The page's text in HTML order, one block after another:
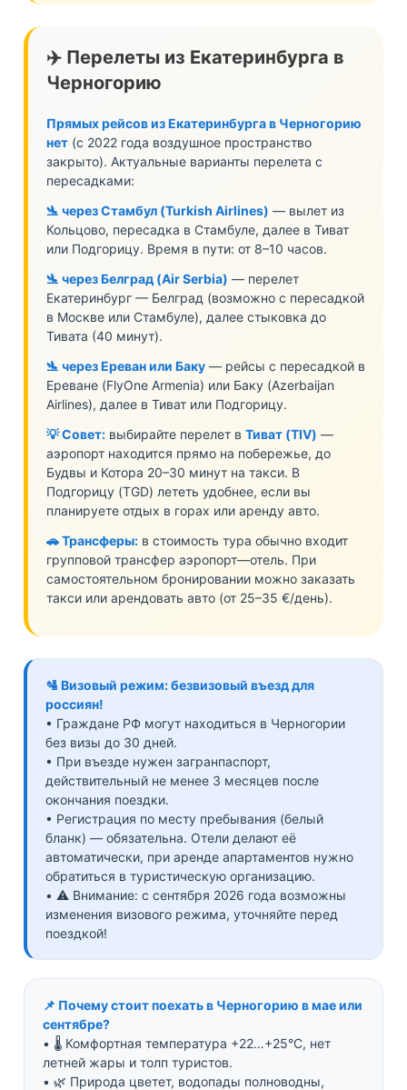
✈️ Перелеты из Екатеринбурга в
Черногорию
Прямых рейсов из Екатеринбурга в Черногорию
нет (с 2022 года воздушное пространство
закрыто). Актуальные варианты перелета с
пересадками:
🛬 через Стамбул (Turkish Airlines) — вылет из
Кольцово, пересадка в Стамбуле, далее в Тиват
или Подгорицу. Время в пути: от 8–10 часов.
🛬 через Белград (Air Serbia) — перелет
Екатеринбург — Белград (возможно с пересадкой
в Москве или Стамбуле), далее стыковка до
Тивата (40 минут).
🛬 через Ереван или Баку — рейсы с пересадкой в
Ереване (FlyOne Armenia) или Баку (Azerbaijan
Airlines), далее в Тиват или Подгорицу.
💡 Совет: выбирайте перелет в Тиват (TIV) —
аэропорт находится прямо на побережье, до
Будвы и Котора 20–30 минут на такси. В
Подгорицу (TGD) лететь удобнее, если вы
планируете отдых в горах или аренду авто.
🚗 Трансферы: в стоимость тура обычно входит
групповой трансфер аэропорт—отель. При
самостоятельном бронировании можно заказать
такси или арендовать авто (от 25–35 €/день).
🛂 Визовый режим: безвизовый въезд для
россиян!
• Граждане РФ могут находиться в Черногории
без визы до 30 дней.
• При въезде нужен загранпаспорт,
действительный не менее 3 месяцев после
окончания поездки.
• Регистрация по месту пребывания (белый
бланк) — обязательна. Отели делают её
автоматически, при аренде апартаментов нужно
обратиться в туристическую организацию.
• ⚠️ Внимание: с сентября 2026 года возможны
изменения визового режима, уточняйте перед
поездкой!
📌 Почему стоит поехать в Черногорию в мае или
сентябре?
• 🌡️ Комфортная температура +22…+25°C, нет
летней жары и толп туристов.
• 🌿 Природа цветет, водопады полноводны,